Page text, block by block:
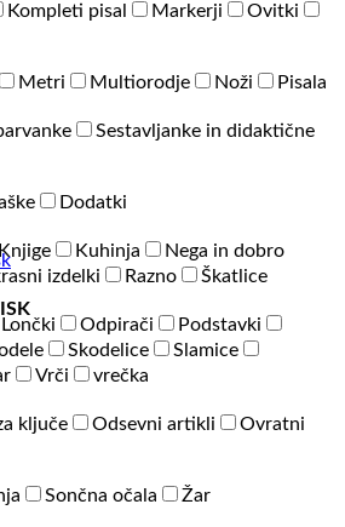
Kompleti pisal Markerji
Ovitki
Metri Multiorodje Noži
Pisala
Sestavljanke in didaktične
Dodatki
Knjige Kuhinja
Nega in dobro
izdelki Razno
Škatlice
Lončki Odpirači
Podstavki
Skodelice
Slamice
Vrči
vrečka
ključe Odsevni artikli
Ovratni
Sončna očala
Žar